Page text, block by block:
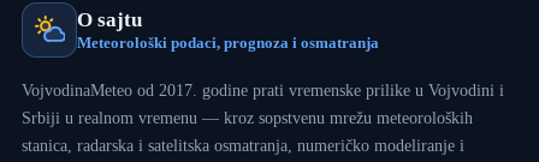
O sajtu
Meteorološki podaci, prognoza i osmatranja
VojvodinaMeteo od 2017. godine prati vremenske prilike u Vojvodini i
Srbiji u realnom vremenu — kroz sopstvenu mrežu meteoroloških
stanica, radarska i satelitska osmatranja, numeričko modeliranje i